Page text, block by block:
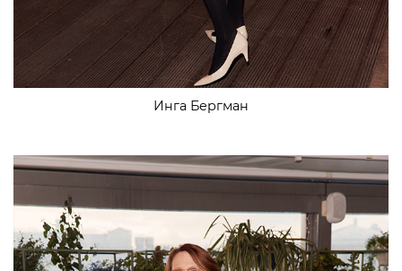
Инга Бергман